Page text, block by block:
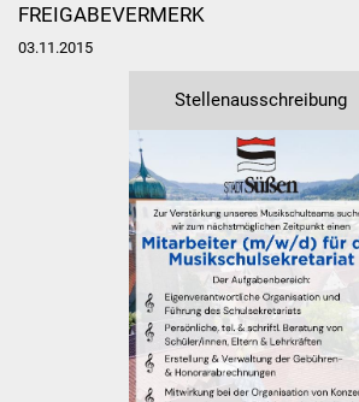
Presse
Bürger &
Was
FREIGABEVERMERK
03.11.2015
Stellenausschreibung